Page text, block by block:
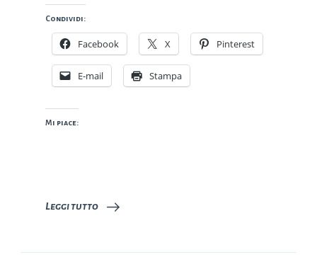
Condividi:
Facebook X Pinterest
E-mail Stampa
Mi piace:
Leggi tutto